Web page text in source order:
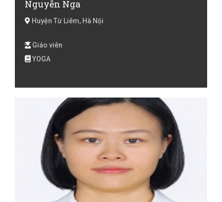
Nguyễn Nga
Huyện Từ Liêm, Hà Nội
Giáo viên
YOGA